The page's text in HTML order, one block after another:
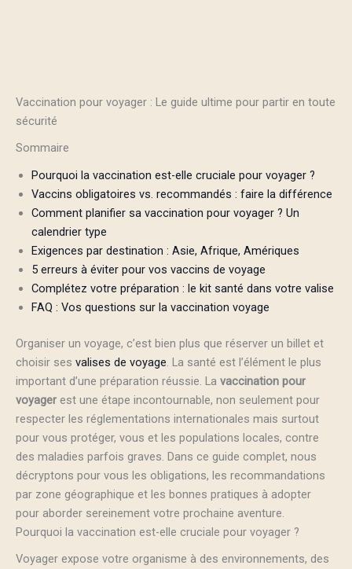
Vaccination pour voyager : Le guide ultime pour partir en toute
sécurité
Sommaire
Pourquoi la vaccination est-elle cruciale pour voyager ?
Vaccins obligatoires vs. recommandés : faire la différence
Comment planifier sa vaccination pour voyager ? Un
calendrier type
Exigences par destination : Asie, Afrique, Amériques
5 erreurs à éviter pour vos vaccins de voyage
Complétez votre préparation : le kit santé dans votre valise
FAQ : Vos questions sur la vaccination voyage
Organiser un voyage, c’est bien plus que réserver un billet et
choisir ses valises de voyage . La santé est l’élément le plus
important d’une préparation réussie. La vaccination pour
voyager est une étape incontournable, non seulement pour
respecter les réglementations internationales mais surtout
pour vous protéger, vous et les populations locales, contre
des maladies parfois graves. Dans ce guide complet, nous
décryptons pour vous les obligations, les recommandations
par zone géographique et les bonnes pratiques à adopter
pour aborder sereinement votre prochaine aventure.
Pourquoi la vaccination est-elle cruciale pour voyager ?
Voyager expose votre organisme à des environnements, des